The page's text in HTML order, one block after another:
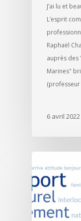
J’ai lu et
L’esprit
Raphaël
auprès des
Marines"
6 avril 2022